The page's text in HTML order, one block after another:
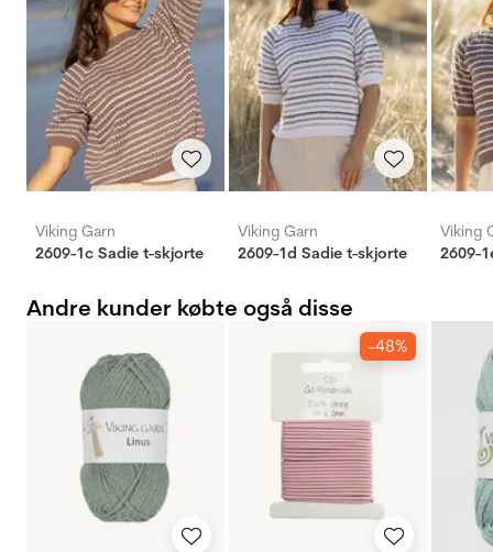
Viking Garn
2609-1c Sadie t-skjorte
Viking Garn
2609-1d Sadie t-skjorte
Viking
2609-
Andre kunder købte også disse
-48%